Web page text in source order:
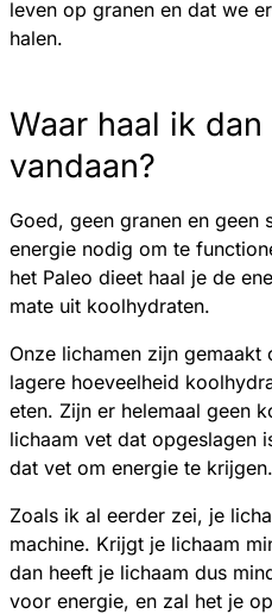
leven op granen en dat we
halen.
Waar haal ik
vandaan?
Goed, geen granen en geen
energie nodig om te
het Paleo dieet haal je de
mate uit koolhydraten.
Onze lichamen zijn
lagere hoeveelheid
eten. Zijn er helemaal geen
lichaam vet dat opgeslagen
dat vet om energie te krijgen.
Zoals ik al eerder zei, je
machine. Krijgt je lichaam
dan heeft je lichaam dus
voor energie, en zal het je